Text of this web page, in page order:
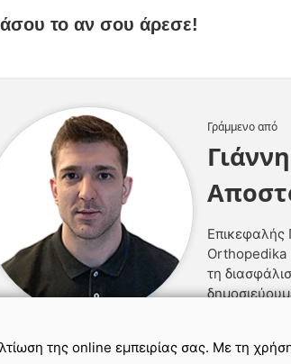
της online εμπειρίας σας. Με τη
Γράμμενο από
Επικεφαλής
Orthopedika
τη